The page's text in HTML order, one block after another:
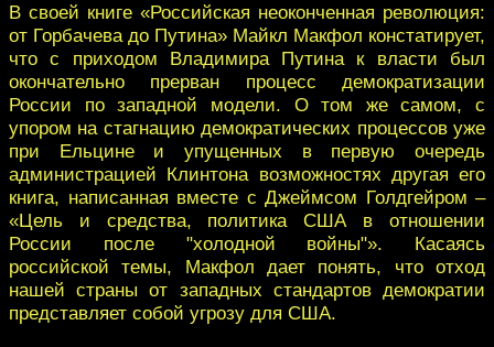
В своей книге «Российская неоконченная революция:
от Горбачева до Путина» Майкл Макфол констатирует,
что с приходом Владимира Путина к власти был
окончательно прерван процесс демократизации
России по западной модели. О том же самом, с
упором на стагнацию демократических процессов уже
при Ельцине и упущенных в первую очередь
администрацией Клинтона возможностях другая его
книга, написанная вместе с Джеймсом Голдгейром –
«Цель и средства, политика США в отношении
России после "холодной войны"». Касаясь
российской темы, Макфол дает понять, что отход
нашей страны от западных стандартов демократии
представляет собой угрозу для США.